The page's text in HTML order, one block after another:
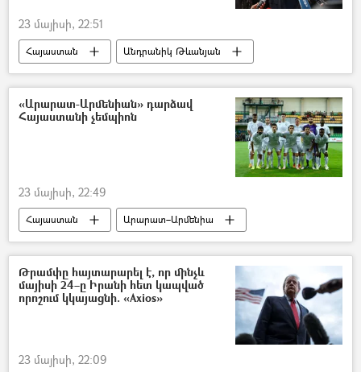
23 մայիսի, 22:51
Հայաստան
Անդրանիկ Թևանյան
կալանք
Դատարան
«Արարատ-Արմենիան» դարձավ
Հայաստանի չեմպիոն
23 մայիսի, 22:49
Հայաստան
Արարատ–Արմենիա
չեմպիոն
ֆուտբոլ
Թրամփը հայտարարել է, որ մինչև
մայիսի 24–ը Իրանի հետ կապված
որոշում կկայացնի. «Axios»
23 մայիսի, 22:09